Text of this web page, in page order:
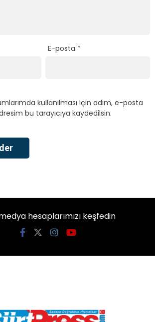
E-posta *
kullanılması için adım, e-posta
bu tarayıcıya kaydedilsin.
hesaplarımızı keşfedin